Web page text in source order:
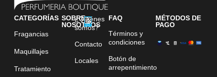
CATEGORÍAS
Fragancias
Maquillajes
Tratamiento
SOBRE
NOSOTROS
¿Quiénes
somos?
Contacto
Locales
FAQ
Términos y
condiciones
Botón de
arrepentimiento
MÉTODOS DE
PAGO